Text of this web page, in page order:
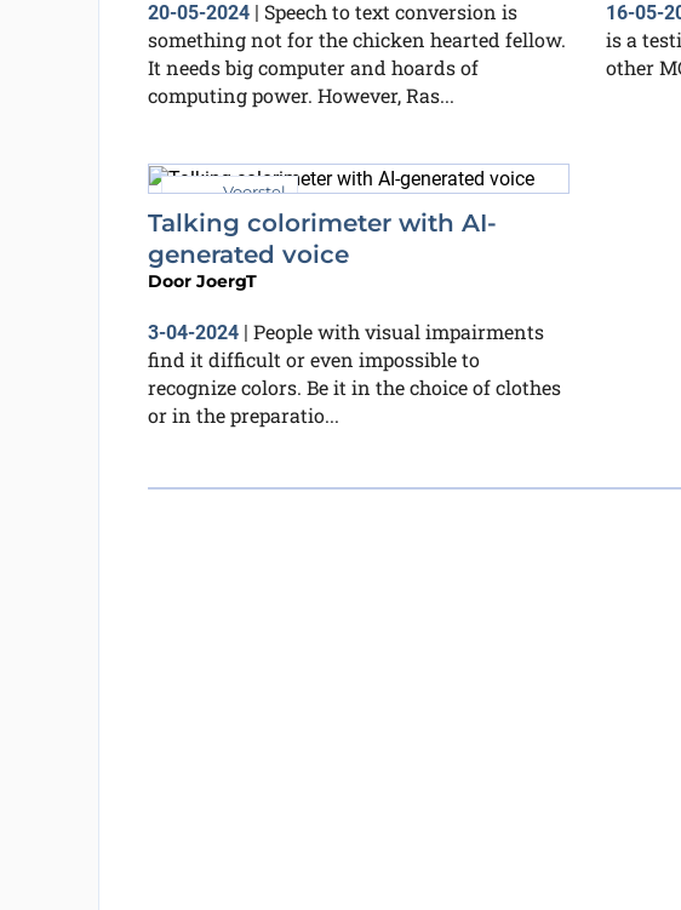
20-05-2024| Speech to text conversion is
something not for the chicken hearted fellow.
It needs big computer and hoards of
computing power. However, Ras...
16-05-
is a
other
Voorstel
Talking colorimeter with AI-
generated voice
Door JoergT
3-04-2024| People with visual impairments
find it difficult or even impossible to
recognize colors. Be it in the choice of clothes
or in the preparatio...